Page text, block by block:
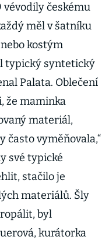
českému
měl v šatníku
kostým
typický syntetický
Palata. Oblečení
že maminka
materiál,
často vyměňovala,“
své typické
stačilo je
materiálů. Šly
byl
kurátorka